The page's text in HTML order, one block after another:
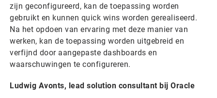
zijn geconfigureerd, kan de toepassing worden
gebruikt en kunnen quick wins worden gerealiseerd.
Na het opdoen van ervaring met deze manier van
werken, kan de toepassing worden uitgebreid en
verfijnd door aangepaste dashboards en
waarschuwingen te configureren.
Ludwig Avonts, lead solution consultant bij Oracle